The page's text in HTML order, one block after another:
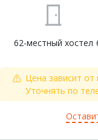
62-местный хостел
Цена зависит
Уточнять по